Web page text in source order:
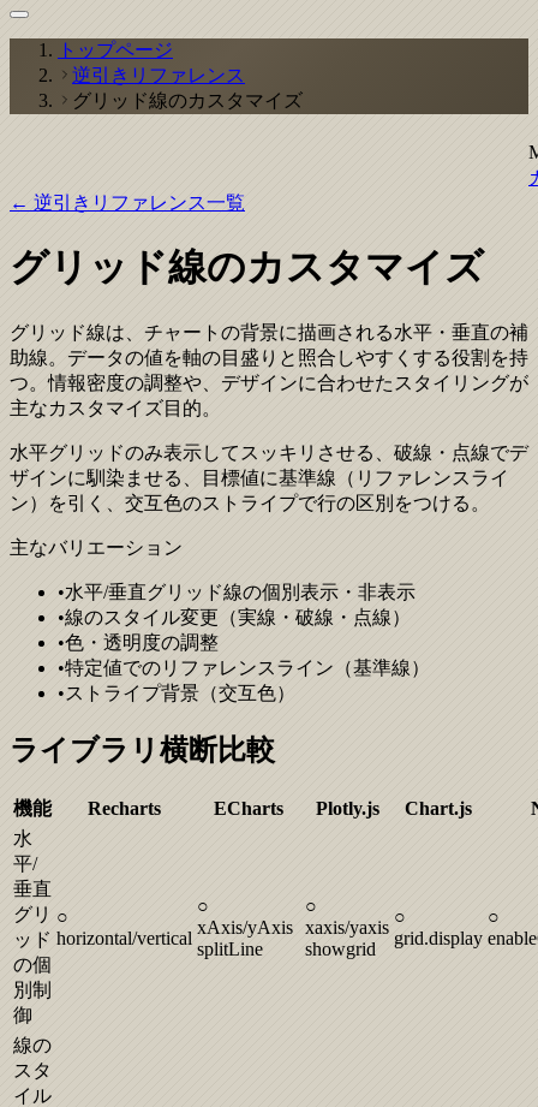
トップページ
逆引きリファレンス
グリッド線のカスタマイズ
← 逆引きリファレンス一覧
グリッド線のカスタマイズ
グリッド線は、チャートの背景に描画される水平・垂直の補
助線。データの値を軸の目盛りと照合しやすくする役割を持
つ。情報密度の調整や、デザインに合わせたスタイリングが
主なカスタマイズ目的。
水平グリッドのみ表示してスッキリさせる、破線・点線でデ
ザインに馴染ませる、目標値に基準線（リファレンスライ
ン）を引く、交互色のストライプで行の区別をつける。
主なバリエーション
•水平/垂直グリッド線の個別表示・非表示
•線のスタイル変更（実線・破線・点線）
•色・透明度の調整
•特定値でのリファレンスライン（基準線）
•ストライプ背景（交互色）
ライブラリ横断比較
機能 Recharts ECharts Plotly.js Chart.js
水
平/
垂直
グリ
ッド
の個
別制
御
○
horizontal/vertical
○
xAxis/yAxis
splitLine
○
xaxis/yaxis
showgrid
○
grid.display
○
線の
スタ
イル